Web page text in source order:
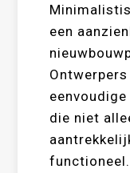
een
die niet